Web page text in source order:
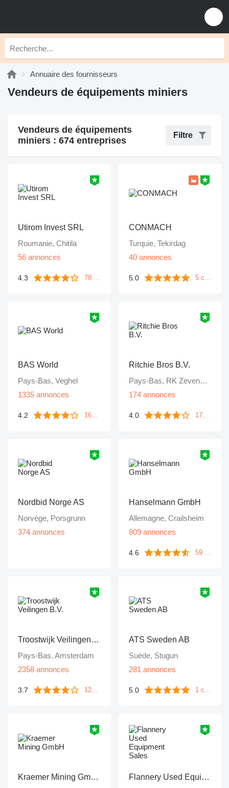
Annuaire des fournisseurs
Vendeurs de équipements miniers
Vendeurs de équipements
miniers : 674 entreprises
Filtre
Utirom Invest SRL
Roumanie, Chitila
56 annonces
4.3 78 commentaires
CONMACH
Turquie, Tekirdag
40 annonces
5.0 5 commentaires
BAS World
Pays-Bas, Veghel
1335 annonces
4.2 1671 commentaires
Ritchie Bros B.V.
Pays-Bas, RK Zevenbergen
174 annonces
4.0 172 commentaires
Nordbid Norge AS
Norvège, Porsgrunn
374 annonces
Hanselmann GmbH
Allemagne, Crailsheim
809 annonces
4.6 59 commentaires
Troostwijk Veilingen B.V.
Pays-Bas, Amsterdam
2358 annonces
3.7 1249 commentaires
ATS Sweden AB
Suède, Stugun
281 annonces
5.0 1 commentaire
Kraemer Mining GmbH
Flannery Used Equipment Sales